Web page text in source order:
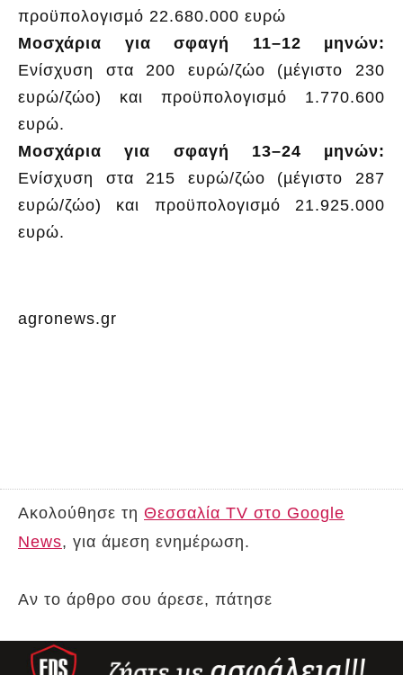
προϋπολογισµό 22.680.000 ευρώ
Μοσχάρια για σφαγή 11–12 µηνών:
Ενίσχυση στα 200 ευρώ/ζώο (µέγιστο 230
ευρώ/ζώο) και προϋπολογισµό 1.770.600
ευρώ.
Μοσχάρια για σφαγή 13–24 µηνών:
Ενίσχυση στα 215 ευρώ/ζώο (µέγιστο 287
ευρώ/ζώο) και προϋπολογισµό 21.925.000
ευρώ.
agronews.gr
Ακολούθησε τη Θεσσαλία TV στο Google
News, για άμεση ενημέρωση.
Αν το άρθρο σου άρεσε, πάτησε